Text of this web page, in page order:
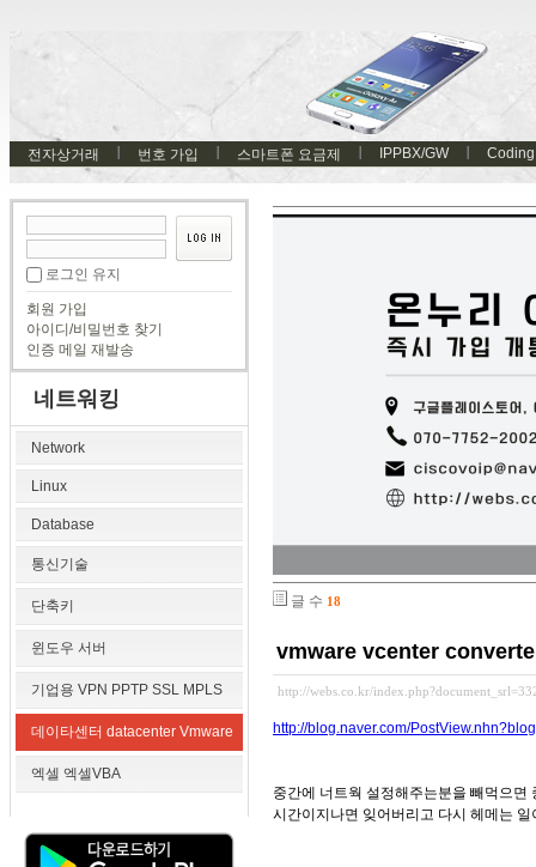
전자상거래 번호 가입 스마트폰 요금제 IPPBX/GW Coding
로그인 유지
회원 가입
아이디/비밀번호 찾기
인증 메일 재발송
네트워킹
Network
Linux
Database
통신기술
단축키
윈도우 서버
기업용 VPN PPTP SSL MPLS
데이타센터 datacenter Vmware
엑셀 엑셀VBA
글 수 18
vmware vcenter
http://webs.co.kr/
http://blog.naver.com/
중간에 너트웍 설정해주는분을 빼먹으면
시간이지나면 잊어버리고 다시 헤메는 일